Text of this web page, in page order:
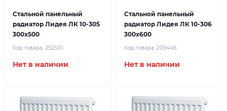
Стальной панельный
радиатор Лидея ЛК 10-305
300x500
Код товара: 252501
Нет в наличии
Стальной панельный
радиатор Лидея ЛК 10-306
300x600
Код товара: 209446
Нет в наличии